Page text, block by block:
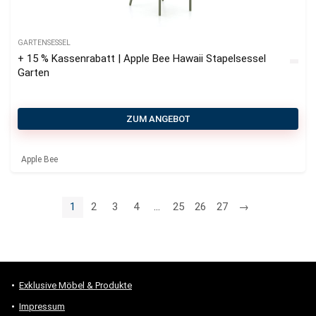
GARTENSESSEL
+ 15 % Kassenrabatt | Apple Bee Hawaii Stapelsessel
Garten
ZUM ANGEBOT
Apple Bee
1 2 3 4 … 25 26 27 →
Exklusive Möbel & Produkte
Impressum